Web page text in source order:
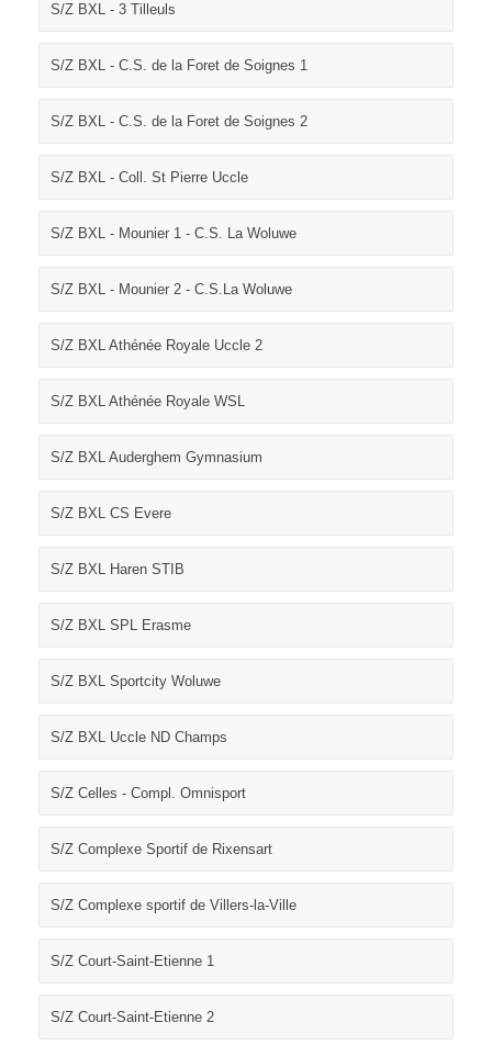
S/Z BXL - 3 Tilleuls
S/Z BXL - C.S. de la Foret de Soignes 1
S/Z BXL - C.S. de la Foret de Soignes 2
S/Z BXL - Coll. St Pierre Uccle
S/Z BXL - Mounier 1 - C.S. La Woluwe
S/Z BXL - Mounier 2 - C.S.La Woluwe
S/Z BXL Athénée Royale Uccle 2
S/Z BXL Athénée Royale WSL
S/Z BXL Auderghem Gymnasium
S/Z BXL CS Evere
S/Z BXL Haren STIB
S/Z BXL SPL Erasme
S/Z BXL Sportcity Woluwe
S/Z BXL Uccle ND Champs
S/Z Celles - Compl. Omnisport
S/Z Complexe Sportif de Rixensart
S/Z Complexe sportif de Villers-la-Ville
S/Z Court-Saint-Etienne 1
S/Z Court-Saint-Etienne 2